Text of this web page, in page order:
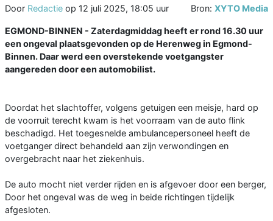
Door Redactie op 12 juli 2025, 18:05 uur Bron: XYTO Media
EGMOND-BINNEN - Zaterdagmiddag heeft er rond 16.30 uur
een ongeval plaatsgevonden op de Herenweg in Egmond-
Binnen. Daar werd een overstekende voetgangster
aangereden door een automobilist.
Doordat het slachtoffer, volgens getuigen een meisje, hard op
de voorruit terecht kwam is het voorraam van de auto flink
beschadigd. Het toegesnelde ambulancepersoneel heeft de
voetganger direct behandeld aan zijn verwondingen en
overgebracht naar het ziekenhuis.
De auto mocht niet verder rijden en is afgevoer door een berger,
Door het ongeval was de weg in beide richtingen tijdelijk
afgesloten.